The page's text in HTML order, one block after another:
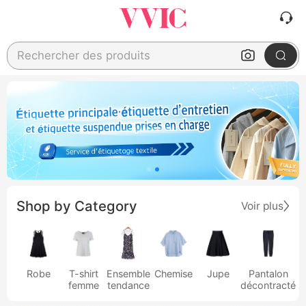
Rechercher des produits
Shop by Category Voir plus
Robe
T-shirt
femme
Ensemble
tendance
Chemise Jupe
Pantalon
décontracté